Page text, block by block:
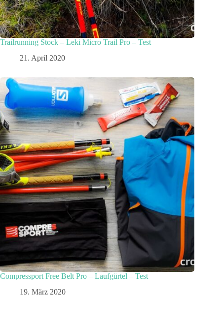
Trailrunning Stock – Leki Micro Trail Pro – Test
21. April 2020
Compressport Free Belt Pro – Laufgürtel – Test
19. März 2020